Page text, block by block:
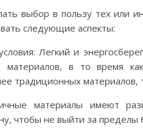
выбор в пользу тех или
следующие аспекты:
Легкий и
материалов, в то время
традиционных материалов,
материалы имеют
чтобы не выйти за пределы